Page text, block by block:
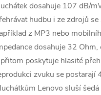
dosahuje 107 dB/
hudbu i ze zdrojů
z MP3 nebo
dosahuje 32
poskytuje hlasité
zvuku se postarají
Lenovo sluší